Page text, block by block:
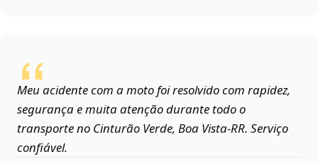
Meu acidente com a moto foi resolvido com rapidez,
segurança e muita atenção durante todo o
transporte no Cinturão Verde, Boa Vista‑RR. Serviço
confiável.